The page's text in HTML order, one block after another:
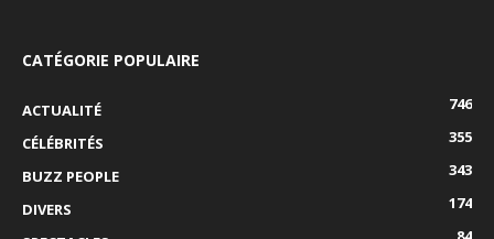
CATÉGORIE POPULAIRE
ACTUALITÉ
746
CÉLÉBRITÉS
355
BUZZ PEOPLE
343
DIVERS
174